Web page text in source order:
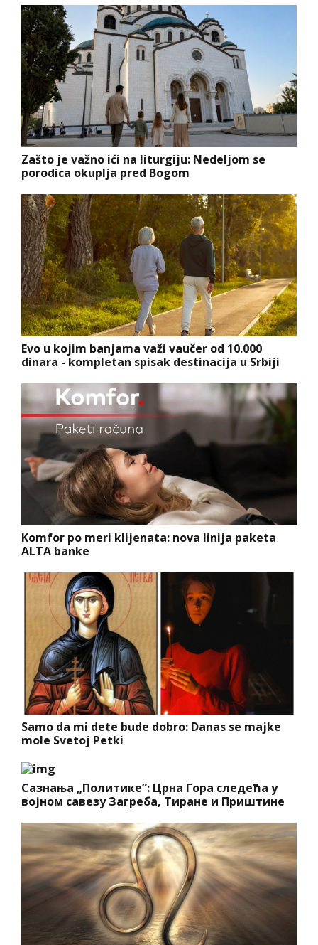
Zašto je važno ići na liturgiju: Nedeljom se
porodica okuplja pred Bogom
Evo u kojim banjama važi vaučer od 10.000
dinara - kompletan spisak destinacija u Srbiji
Komfor po meri klijenata: nova linija paketa
ALTA banke
Samo da mi dete bude dobro: Danas se majke
mole Svetoj Petki
Сазнања „Политике”: Црна Гора следећа у
војном савезу Загреба, Тиране и Приштине